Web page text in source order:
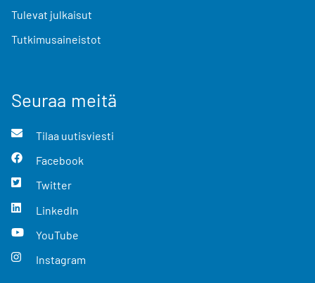
Tulevat julkaisut
Tutkimusaineistot
Seuraa meitä
Tilaa uutisviesti
Facebook
Twitter
LinkedIn
YouTube
Instagram